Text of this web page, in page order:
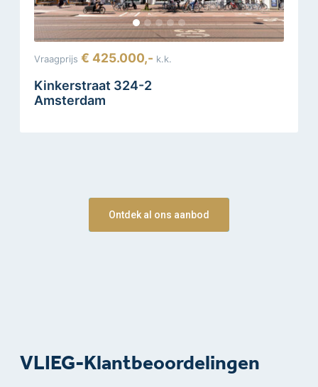
Vraagprijs € 425.000,- k.k.
Kinkerstraat 324-2
Amsterdam
Ontdek al ons aanbod
VLIEG-Klantbeoordelingen